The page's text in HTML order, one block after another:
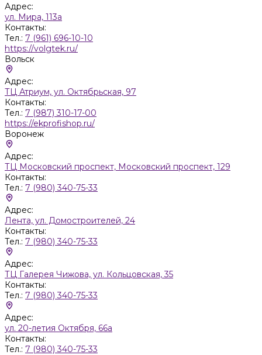
Адрес:
ул. Мира, 113а
Контакты:
Тел.: 7 (961) 696-10-10
https://volgtek.ru/
Вольск
Адрес:
ТЦ Атриум, ул. Октябрьская, 97
Контакты:
Тел.: 7 (987) 310-17-00
https://ekprofishop.ru/
Воронеж
Адрес:
ТЦ Московский проспект, Московский проспект, 129
Контакты:
Тел.: 7 (980) 340-75-33
Адрес:
Лента, ул. Домостроителей, 24
Контакты:
Тел.: 7 (980) 340-75-33
Адрес:
ТЦ Галерея Чижова, ул. Кольцовская, 35
Контакты:
Тел.: 7 (980) 340-75-33
Адрес:
ул. 20-летия Октября, 66а
Контакты:
Тел.: 7 (980) 340-75-33